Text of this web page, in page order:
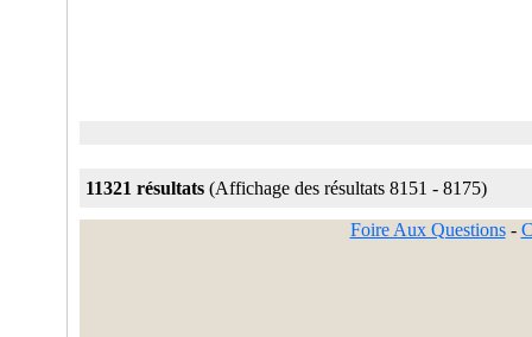
11321 résultats (Affichage des résultats 8151 - 8175)
Foire Aux Questions-